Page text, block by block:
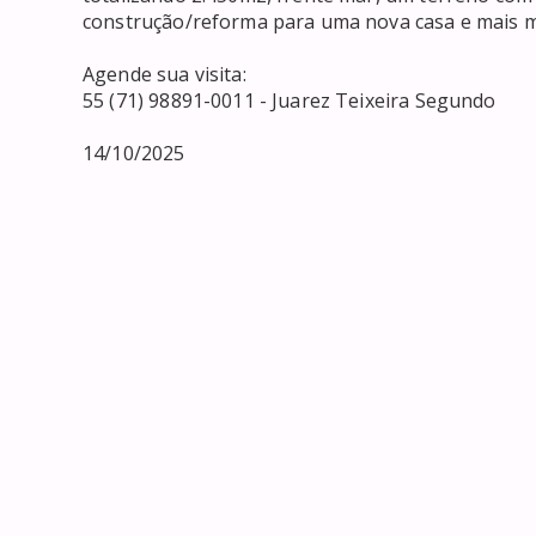
construção/reforma para uma nova casa e mais
Agende sua visita:
55 (71) 98891-0011 - Juarez Teixeira Segundo
14/10/2025